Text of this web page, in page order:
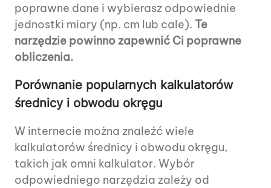
poprawne dane i wybierasz odpowiednie
jednostki miary (np. cm lub cale). Te
narzędzie powinno zapewnić Ci poprawne
obliczenia.
Porównanie popularnych kalkulatorów
średnicy i obwodu okręgu
W internecie można znaleźć wiele
kalkulatorów średnicy i obwodu okręgu,
takich jak omni kalkulator. Wybór
odpowiedniego narzędzia zależy od